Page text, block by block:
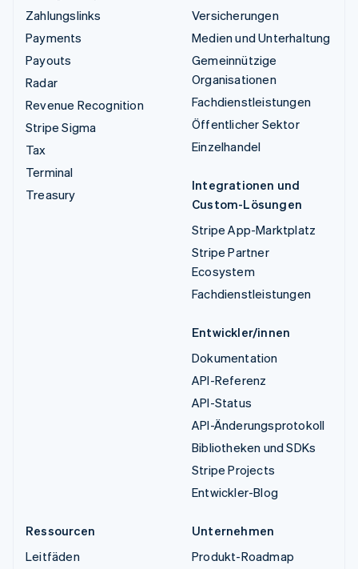
Zahlungslinks
Payments
Payouts
Radar
Revenue Recognition
Stripe Sigma
Tax
Terminal
Treasury
Versicherungen
Medien und Unterhaltung
Gemeinnützige
Organisationen
Fachdienstleistungen
Öffentlicher Sektor
Einzelhandel
Integrationen und
Custom-Lösungen
Stripe App-Marktplatz
Stripe Partner
Ecosystem
Fachdienstleistungen
Entwickler/innen
Dokumentation
API-Referenz
API-Status
API-Änderungsprotokoll
Bibliotheken und SDKs
Stripe Projects
Entwickler-Blog
Ressourcen
Leitfäden
Unternehmen
Produkt-Roadmap